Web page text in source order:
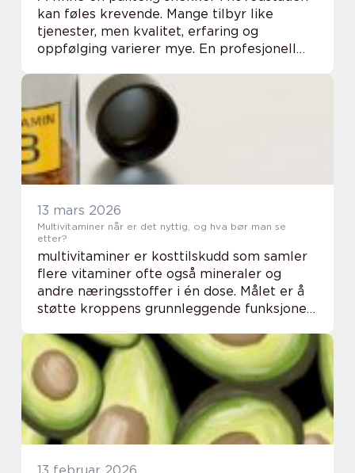
kan føles krevende. Mange tilbyr like
tjenester, men kvalitet, erfaring og
oppfølging varierer mye. En profesjonell
prosjekt som gir deg trygghet i mange år,
og en løs...
13 mars 2026
Multivitaminer når er det nyttig, og hva bør man se
etter?
multivitaminer er kosttilskudd som samler
flere vitaminer ofte også mineraler og
andre næringsstoffer i én dose. Målet er å
støtte kroppens grunnleggende funksjoner
kroppen har økt behov. Mange velger
multivit...